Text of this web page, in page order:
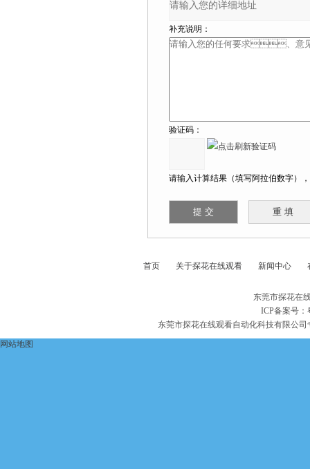
补充说明：
验证码：
请输入计算结果（填写阿拉伯数字），
首页 关于探花在线观看 新闻中心
东莞市探花在
ICP备案号：
东莞市探花在线观看自动化科技有限公司
网站地图